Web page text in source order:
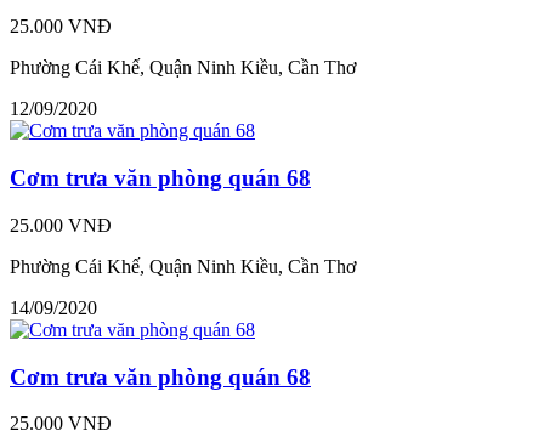
25.000 VNĐ
Phường Cái Khế, Quận Ninh Kiều, Cần Thơ
12/09/2020
Cơm trưa văn phòng quán 68
25.000 VNĐ
Phường Cái Khế, Quận Ninh Kiều, Cần Thơ
14/09/2020
Cơm trưa văn phòng quán 68
25.000 VNĐ